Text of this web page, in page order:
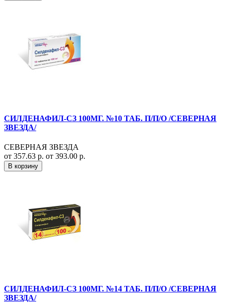
СИЛДЕНАФИЛ-СЗ 100МГ. №10 ТАБ. П/П/О /СЕВЕРНАЯ
ЗВЕЗДА/
СЕВЕРНАЯ ЗВЕЗДА
от 357.63 р. от 393.00 р.
В корзину
СИЛДЕНАФИЛ-СЗ 100МГ. №14 ТАБ. П/П/О /СЕВЕРНАЯ
ЗВЕЗДА/